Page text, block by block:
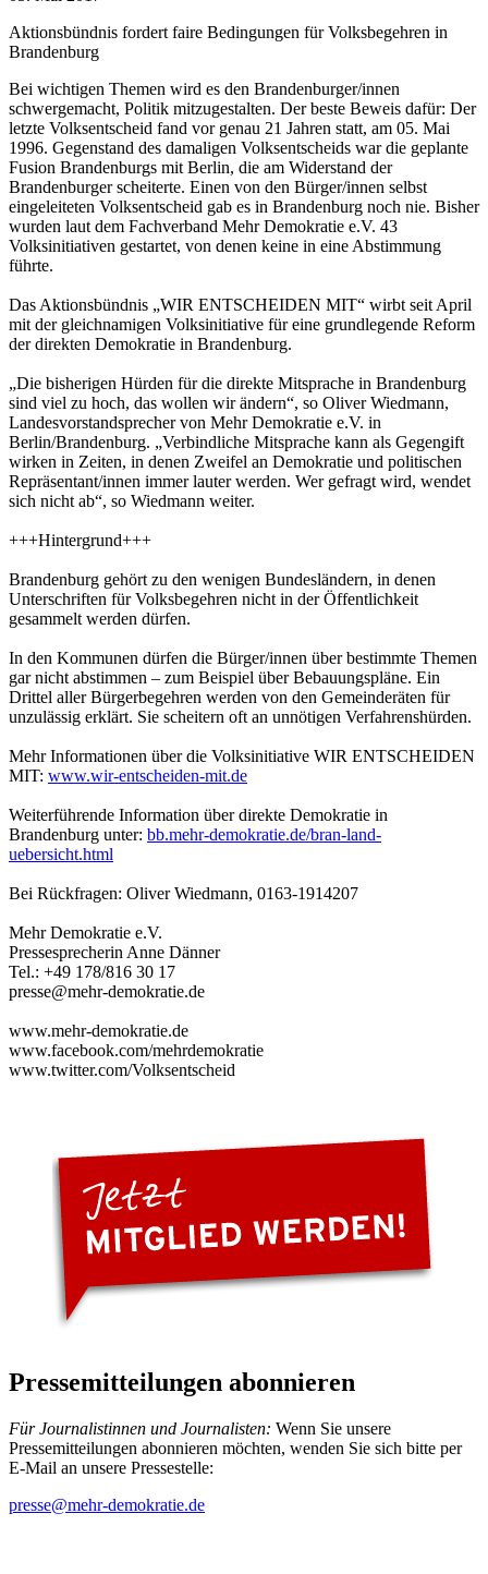
Aktionsbündnis fordert faire Bedingungen für Volksbegehren in
Brandenburg
Bei wichtigen Themen wird es den Brandenburger/innen
schwergemacht, Politik mitzugestalten. Der beste Beweis dafür: Der
letzte Volksentscheid fand vor genau 21 Jahren statt, am 05. Mai
1996. Gegenstand des damaligen Volksentscheids war die geplante
Fusion Brandenburgs mit Berlin, die am Widerstand der
Brandenburger scheiterte. Einen von den Bürger/innen selbst
eingeleiteten Volksentscheid gab es in Brandenburg noch nie. Bisher
wurden laut dem Fachverband Mehr Demokratie e.V. 43
Volksinitiativen gestartet, von denen keine in eine Abstimmung
führte.
Das Aktionsbündnis „WIR ENTSCHEIDEN MIT“ wirbt seit April
mit der gleichnamigen Volksinitiative für eine grundlegende Reform
der direkten Demokratie in Brandenburg.
„Die bisherigen Hürden für die direkte Mitsprache in Brandenburg
sind viel zu hoch, das wollen wir ändern“, so Oliver Wiedmann,
Landesvorstandsprecher von Mehr Demokratie e.V. in
Berlin/Brandenburg. „Verbindliche Mitsprache kann als Gegengift
wirken in Zeiten, in denen Zweifel an Demokratie und politischen
Repräsentant/innen immer lauter werden. Wer gefragt wird, wendet
sich nicht ab“, so Wiedmann weiter.
+++Hintergrund+++
Brandenburg gehört zu den wenigen Bundesländern, in denen
Unterschriften für Volksbegehren nicht in der Öffentlichkeit
gesammelt werden dürfen.
In den Kommunen dürfen die Bürger/innen über bestimmte Themen
gar nicht abstimmen – zum Beispiel über Bebauungspläne. Ein
Drittel aller Bürgerbegehren werden von den Gemeinderäten für
unzulässig erklärt. Sie scheitern oft an unnötigen Verfahrenshürden.
Mehr Informationen über die Volksinitiative WIR ENTSCHEIDEN
MIT: www.wir-entscheiden-mit.de
Weiterführende Information über direkte Demokratie in
Brandenburg unter: bb.mehr-demokratie.de/bran-land-
uebersicht.html
Bei Rückfragen: Oliver Wiedmann, 0163-1914207
Mehr Demokratie e.V.
Pressesprecherin Anne Dänner
Tel.: +49 178/816 30 17
presse@mehr-demokratie.de
www.mehr-demokratie.de
www.facebook.com/mehrdemokratie
www.twitter.com/Volksentscheid
Pressemitteilungen abonnieren
Für Journalistinnen und Journalisten: Wenn Sie unsere
Pressemitteilungen abonnieren möchten, wenden Sie sich bitte per
E-Mail an unsere Pressestelle:
presse@mehr-demokratie.de